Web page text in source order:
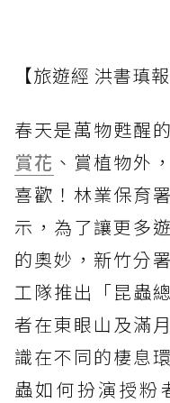
【旅遊經 洪書瑱報
春天是萬物甦醒
賞花 、賞植物外
喜歡！林業保育
示，為了讓更多
的奧妙，新竹分
工隊推出「昆蟲
者在東眼山及滿
識在不同的棲息
蟲如何扮演授粉